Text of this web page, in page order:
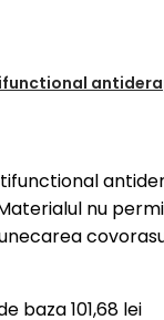
nu
baza101,68 lei